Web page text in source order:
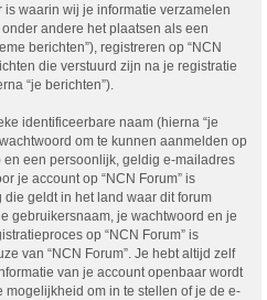
waarin wij je informatie verzamelen
andere het plaatsen als een
berichten”), registreren op “NCN
die verstuurd zijn na je registratie
“je berichten”).
identificeerbare naam (hierna “je
om te kunnen aanmelden op
en een persoonlijk, geldig e-mailadres
je account op “NCN Forum” is
geldt in het land waar dit forum
gebruikersnaam, je wachtwoord en je
op “NCN Forum” is
van “NCN Forum”. Je hebt altijd zelf
van je account openbaar wordt
om in te stellen of je de e-